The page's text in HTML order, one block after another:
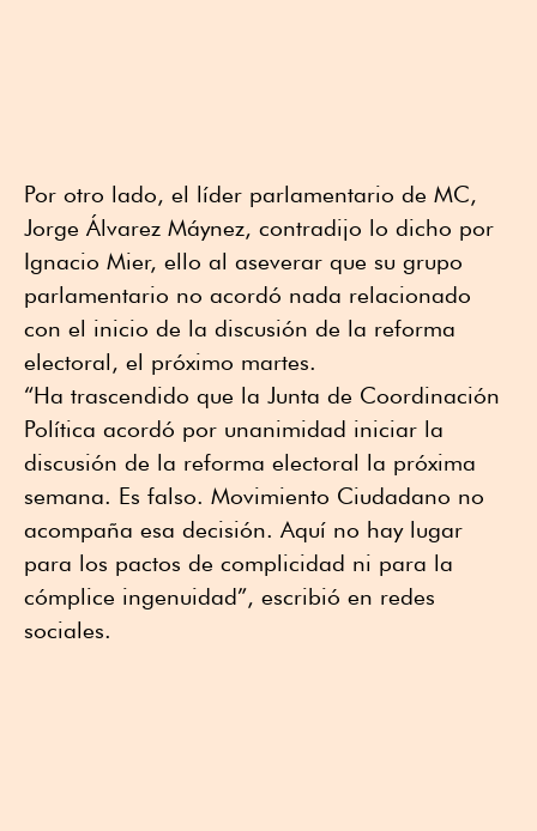
Por otro lado, el líder parlamentario de MC,
Jorge Álvarez Máynez, contradijo lo dicho por
Ignacio Mier, ello al aseverar que su grupo
parlamentario no acordó nada relacionado
con el inicio de la discusión de la reforma
electoral, el próximo martes.
“Ha trascendido que la Junta de Coordinación
Política acordó por unanimidad iniciar la
discusión de la reforma electoral la próxima
semana. Es falso. Movimiento Ciudadano no
acompaña esa decisión. Aquí no hay lugar
para los pactos de complicidad ni para la
cómplice ingenuidad”, escribió en redes
sociales.